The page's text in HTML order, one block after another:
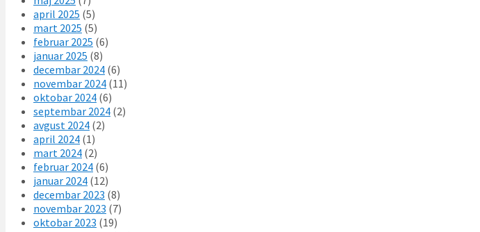
april 2025 (5)
mart 2025 (5)
februar 2025 (6)
januar 2025 (8)
decembar 2024 (6)
novembar 2024 (11)
oktobar 2024 (6)
septembar 2024 (2)
avgust 2024 (2)
april 2024 (1)
mart 2024 (2)
februar 2024 (6)
januar 2024 (12)
decembar 2023 (8)
novembar 2023 (7)
oktobar 2023 (19)